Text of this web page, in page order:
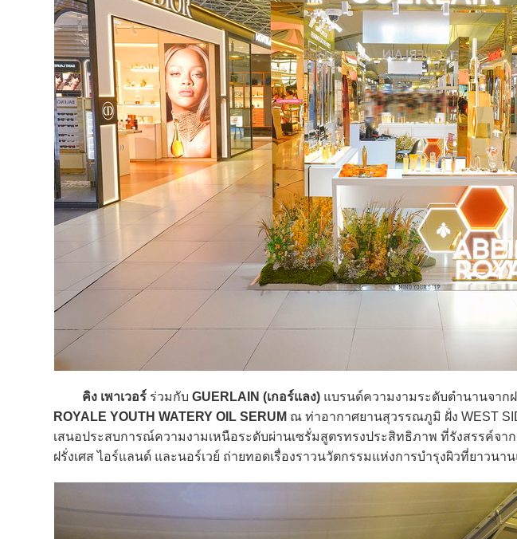
คิง เพาเวอร์ ร่วมกับ GUERLAIN (เกอร์แลง) แบรนด์ความงามระดับตำนานจาก
ROYALE YOUTH WATERY OIL SERUM ณ ท่าอากาศยานสุวรรณภูมิ ฝั่ง WEST
เสนอประสบการณ์ความงามเหนือระดับผ่านเซรั่มสูตรทรงประสิทธิภาพ ที่รังสรรค์จ
ฝรั่งเศส ไอร์แลนด์ และนอร์เวย์ ถ่ายทอดเรื่องราวนวัตกรรมแห่งการบำรุงผิวที่ยาวน